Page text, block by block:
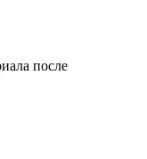
после